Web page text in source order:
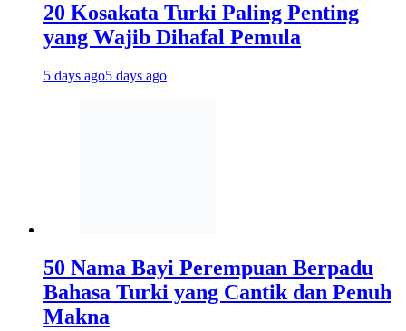
20 Kosakata Turki Paling Penting
yang Wajib Dihafal Pemula
5 days ago5 days ago
50 Nama Bayi Perempuan Berpadu
Bahasa Turki yang Cantik dan Penuh
Makna